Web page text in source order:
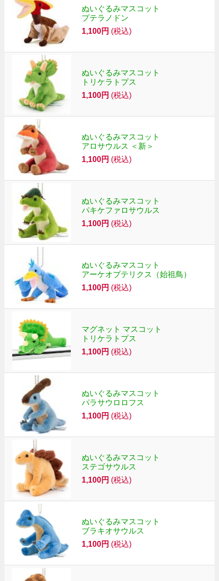
ぬいぐるみマスコット
プテラノドン
1,100円 (税込)
ぬいぐるみマスコット
トリケラトプス
1,100円 (税込)
ぬいぐるみマスコット
アロサウルス ＜新＞
1,100円 (税込)
ぬいぐるみマスコット
パキケファロサウルス
1,100円 (税込)
ぬいぐるみマスコット
アーケオプテリクス（始祖鳥）
1,100円 (税込)
マグネット マスコット
トリケラトプス
1,100円 (税込)
ぬいぐるみマスコット
パラサウロロフス
1,100円 (税込)
ぬいぐるみマスコット
ステゴサウルス
1,100円 (税込)
ぬいぐるみマスコット
ブラキオサウルス
1,100円 (税込)